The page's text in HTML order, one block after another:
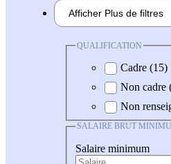
Afficher Plus de filtres
QUALIFICATION
Cadre (15)
Non cadre
Non
SALAIRE BRUT
Salaire minimum